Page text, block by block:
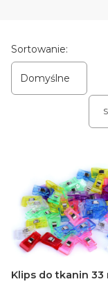
Lista
Sortowanie:
Domyślne
Klips do tkanin 33